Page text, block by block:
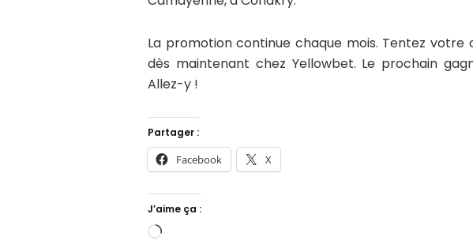
La promotion continue chaque mois. Tentez
dès maintenant chez Yellowbet. Le prochain
Allez-y !
Partager :
Facebook X
J’aime ça :
Chargement…